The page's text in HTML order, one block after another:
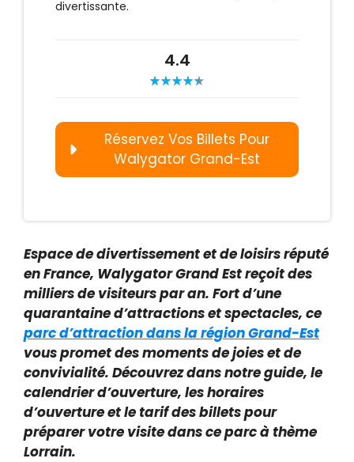
divertissante.
4.4
Réservez Vos Billets Pour
Walygator Grand-Est
Espace de divertissement et de loisirs réputé
en France, Walygator Grand Est reçoit des
milliers de visiteurs par an. Fort d’une
quarantaine d’attractions et spectacles, ce
parc d’attraction dans la région Grand-Est
vous promet des moments de joies et de
convivialité. Découvrez dans notre guide, le
calendrier d’ouverture, les horaires
d’ouverture et le tarif des billets pour
préparer votre visite dans ce parc à thème
Lorrain.